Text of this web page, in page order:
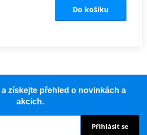
Do košíku
získejte přehled o novinkách a
akcích.
Přihlásit se